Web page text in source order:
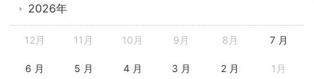
2026年
12月 11月 10月 9月 8月 7 月
6 月 5 月 4 月 3 月 2 月 1月